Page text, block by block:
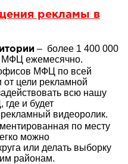
рекламы в
– более 1 400 000
МФЦ ежемесячно.
МФЦ по всей
от цели рекламной
всю нашу
и будет
видеоролик.
по месту
можно
или делать выборку
районам.